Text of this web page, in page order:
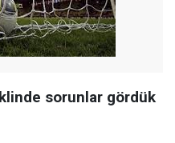
sorunlar gördük